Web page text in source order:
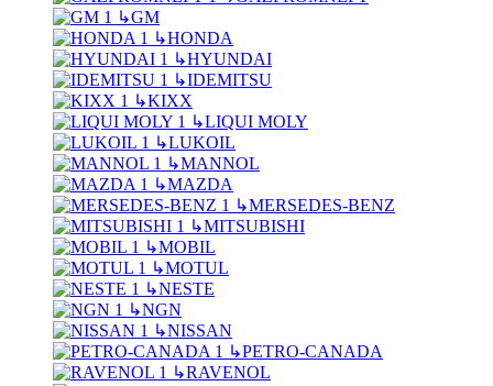
↳GM
↳HONDA
↳HYUNDAI
↳IDEMITSU
↳KIXX
↳LIQUI MOLY
↳LUKOIL
↳MANNOL
↳MAZDA
↳MERSEDES-BENZ
↳MITSUBISHI
↳MOBIL
↳MOTUL
↳NESTE
↳NGN
↳NISSAN
↳PETRO-CANADA
↳RAVENOL